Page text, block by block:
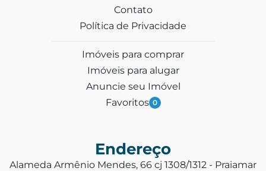
Contato
Política de Privacidade
Imóveis para comprar
Imóveis para alugar
Anuncie seu Imóvel
Favoritos 0
Endereço
Alameda Armênio Mendes, 66 cj 1308/1312 - Praiamar